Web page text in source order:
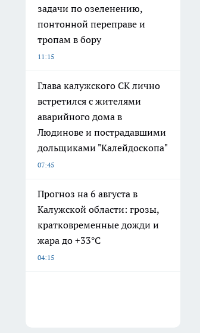
задачи по озеленению,
понтонной переправе и
тропам в бору
11:15
Глава калужского СК лично
встретился с жителями
аварийного дома в
Людинове и пострадавшими
дольщиками "Калейдоскопа"
07:45
Прогноз на 6 августа в
Калужской области: грозы,
кратковременные дожди и
жара до +33°С
04:15